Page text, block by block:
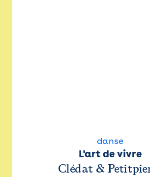
danse
L'art de vivre
Clédat &